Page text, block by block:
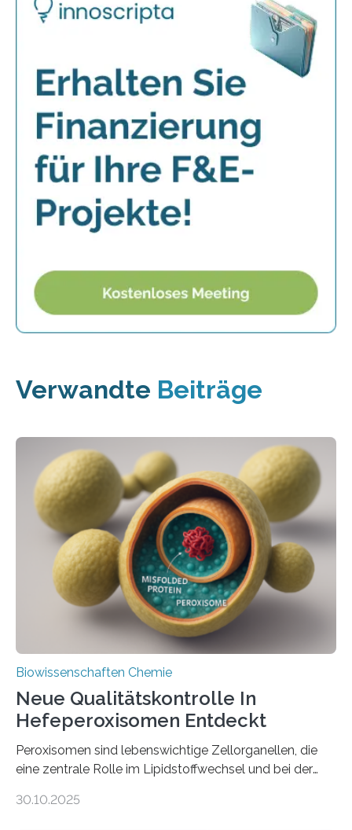
Verwandte Beiträge
Biowissenschaften Chemie
Neue Qualitätskontrolle In
Hefeperoxisomen Entdeckt
Peroxisomen sind lebenswichtige Zellorganellen, die
eine zentrale Rolle im Lipidstoffwechsel und bei der
erfüllen können, müssen zahlreiche Enzyme präzise in
30.10.2025